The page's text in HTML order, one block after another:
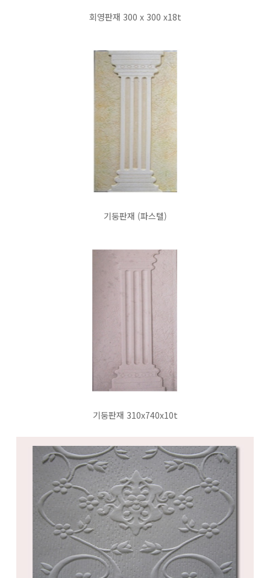
회영판재 300 x 300 x18t
기둥판재 (파스텔)
기둥판재 310x740x10t